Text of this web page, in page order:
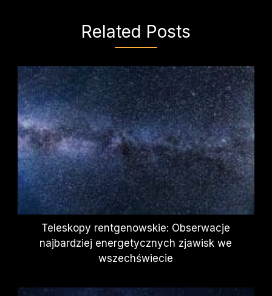
Related Posts
Teleskopy rentgenowskie: Obserwacje
najbardziej energetycznych zjawisk we
wszechświecie